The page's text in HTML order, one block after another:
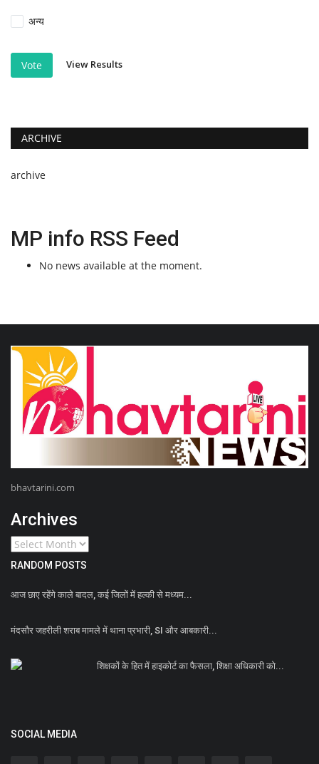
अन्य
Vote View Results
ARCHIVE
archive
MP info RSS Feed
No news available at the moment.
bhavtarini.com
Archives
RANDOM POSTS
आज छाए रहेंगे काले बादल, कई जिलों में हल्‍की से मध्‍यम...
मंदसौर जहरीली शराब मामले में थाना प्रभारी, SI और आबकारी...
शिक्षकों के हित में हाइकोर्ट का फैसला, शिक्षा अधिकारी को...
SOCIAL MEDIA